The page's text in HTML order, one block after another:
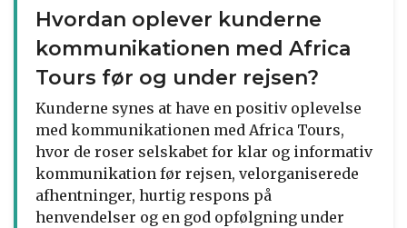
Hvordan oplever kunderne
kommunikationen med Africa
Tours før og under rejsen?
Kunderne synes at have en positiv oplevelse
med kommunikationen med Africa Tours,
hvor de roser selskabet for klar og informativ
kommunikation før rejsen, velorganiserede
afhentninger, hurtig respons på
henvendelser og en god opfølgning under